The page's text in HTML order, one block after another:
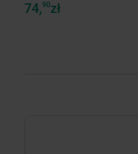
74,90zł